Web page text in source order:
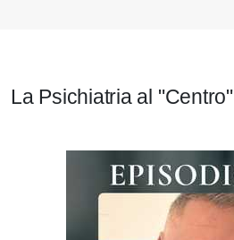
La Psichiatria al "Centro"